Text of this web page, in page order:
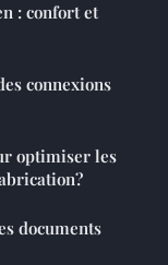
: confort et
connexions
optimiser les
documents